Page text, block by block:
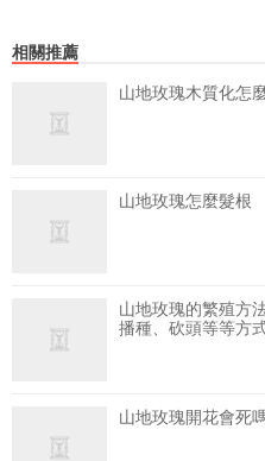
相關推薦
山地玫瑰木質化怎
山地玫瑰怎麼髮根
山地玫瑰的繁殖方
播種、砍頭等等方
山地玫瑰開花會死